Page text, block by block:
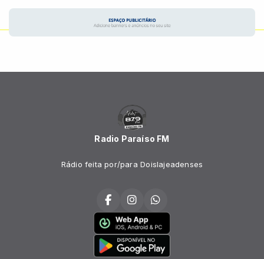
Radio Paraíso FM
Rádio feita por/para Doislajeadenses